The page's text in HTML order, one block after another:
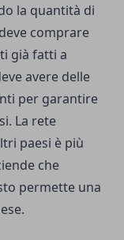
la quantità di
comprare
già fatti a
avere delle
per garantire
La rete
paesi è più
che
permette una